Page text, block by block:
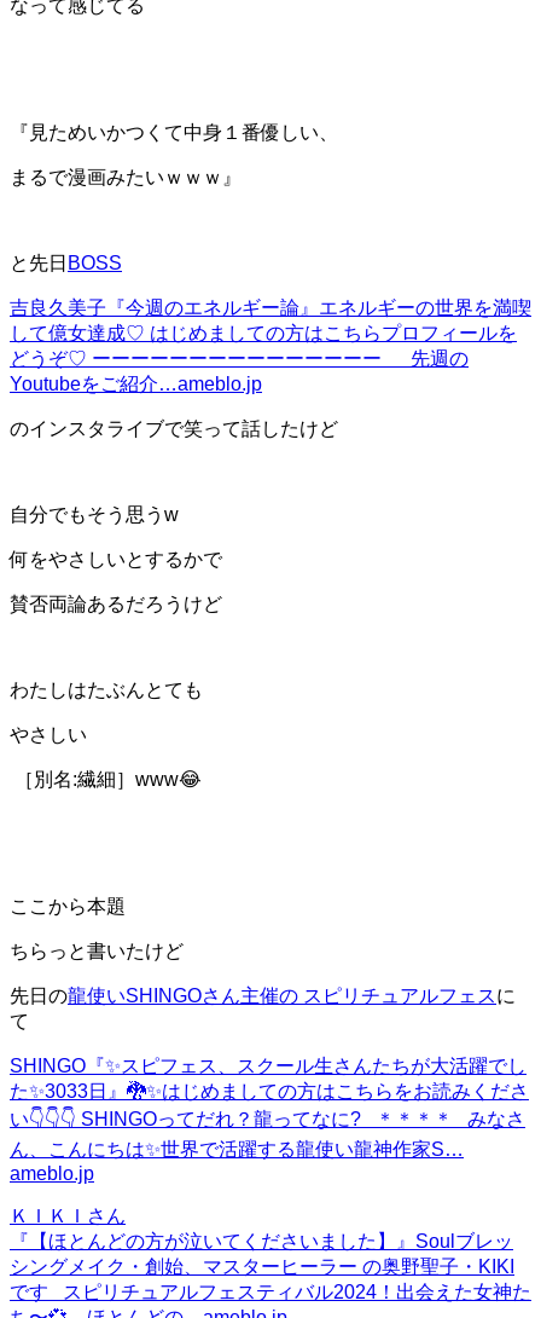
なって感じてる
『見ためいかつくて中身１番優しい、
まるで漫画みたいｗｗｗ』
と先日 BOSS
吉良久美子『今週のエネルギー論』 エネルギーの世界を満喫
して億女達成♡ はじめましての方はこちらプロフィールを
どうぞ♡ ーーーーーーーーーーーーーーー 先週の
Youtubeをご紹介…ameblo.jp
のインスタライブで笑って話したけど
自分でもそう思うw
何をやさしいとするかで
賛否両論あるだろうけど
わたしはたぶんとても
やさしい
［別名:繊細］ www😂
ここから本題
ちらっと書いたけど
先日の龍使いSHINGOさん主催の スピリチュアルフェスに
て
SHINGO『✨スピフェス、スクール生さんたちが大活躍でし
た✨3033日』 🐉✨はじめましての方はこちらをお読みくださ
い👇👇👇 SHINGOってだれ？龍ってなに? ＊＊＊＊ みなさ
ん、こんにちは✨世界で活躍する龍使い龍神作家S…
ameblo.jp
ＫＩＫＩさん
『【ほとんどの方が泣いてくださいました】』 Soulブレッ
シングメイク・創始、マスターヒーラー の奥野聖子・KIKI
です スピリチュアルフェスティバル2024！出会えた女神た